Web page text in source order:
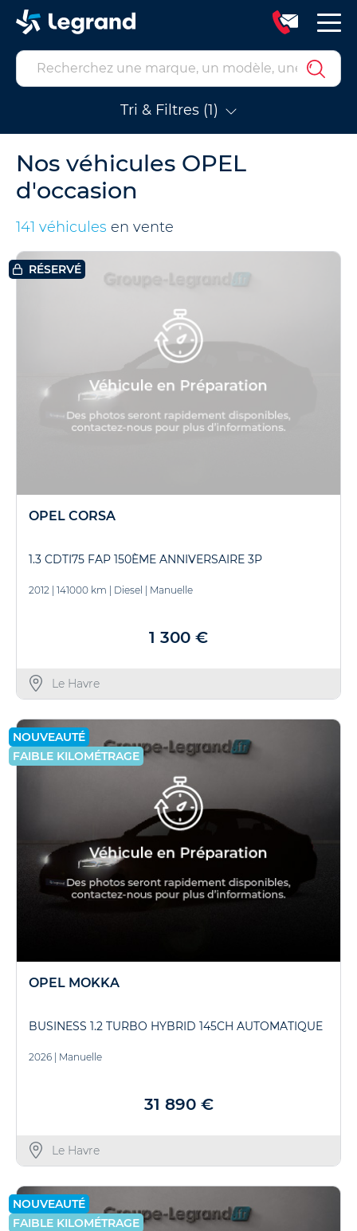
Tri & Filtres (1)
Nos véhicules OPEL
d'occasion
141 véhicules en vente
RÉSERVÉ
OPEL CORSA
1.3 CDTI75 FAP 150ÈME ANNIVERSAIRE 3P
2012 141000 km Diesel Manuelle
1 300 €
Le Havre
NOUVEAUTÉ
FAIBLE KILOMÉTRAGE
OPEL MOKKA
BUSINESS 1.2 TURBO HYBRID 145CH AUTOMATIQUE
2026 Manuelle
31 890 €
Le Havre
NOUVEAUTÉ
FAIBLE KILOMÉTRAGE